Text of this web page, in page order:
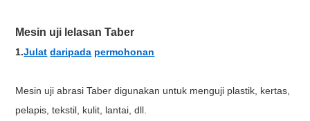
Mesin uji lelasan Taber
1.Julat daripada permohonan
Mesin uji abrasi Taber digunakan untuk menguji plastik, kertas,
pelapis, tekstil, kulit, lantai, dll.